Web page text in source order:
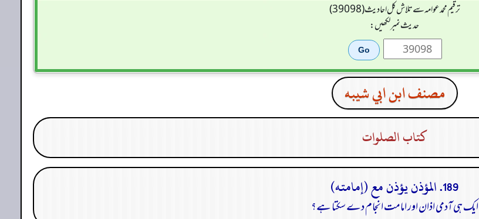
ترقیم محمدعوامہ سے تلاش کل احادیث (39098)
حدیث نمبر لکھیں:
مصنف ابن ابي شيبه
كتاب الصلوات
189. المؤذن يؤذن مع (إمامته)
ایک ہی آدمی اذان اور امامت انجام دے سکتا ہے؟